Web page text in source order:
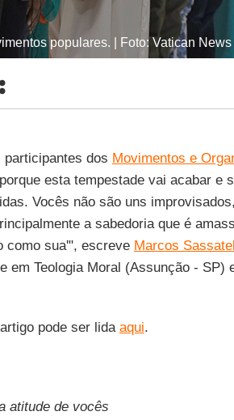
populares. | Foto: Vatican News
dos Movimentos e
porque esta tempestade vai acabar e
Vocês não são uns
a sabedoria que é
como sua'", escreve Marcos
em Teologia Moral (Assunção - SP)
pode ser lida aqui.
atitude de vocês